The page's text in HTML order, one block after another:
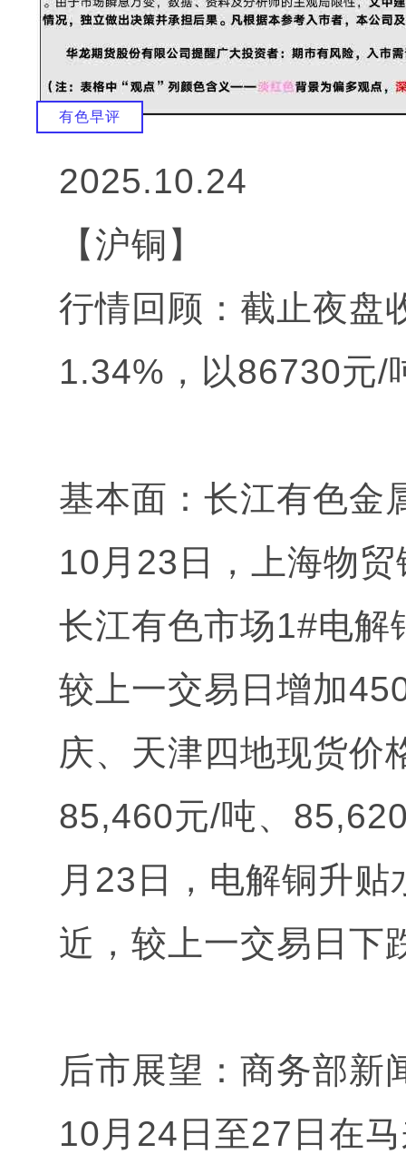
有色早评
2025.10.24
【沪铜】
行情回顾：截止夜盘
1.34%，以86730元/
基本面：长江有色金
10月23日，上海物
长江有色市场1#电
较上一交易日增加
庆、天津四地现货价
85,460元/吨、
月23日，电解铜升
近，较上一交易日下
后市展望：商务部新
10月24日至27日在